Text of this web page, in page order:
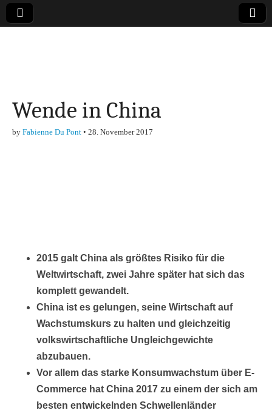
Finanzen,
Marketing-, Vertrieb-
Wende in China
by Fabienne Du Pont • 28. November 2017
2015 galt China als größtes Risiko für die
Weltwirtschaft, zwei Jahre später hat sich das
komplett gewandelt.
China ist es gelungen, seine Wirtschaft auf
Wachstumskurs zu halten und gleichzeitig
volkswirtschaftliche Ungleichgewichte
abzubauen.
Vor allem das starke Konsumwachstum über E-
Commerce hat China 2017 zu einem der sich am
besten entwickelnden Schwellenländer